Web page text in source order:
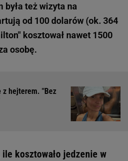
też wizyta na
od 100 dolarów (ok. 364
kosztował nawet 1500
osobę.
z hejterem. "Bez
kosztowało jedzenie w